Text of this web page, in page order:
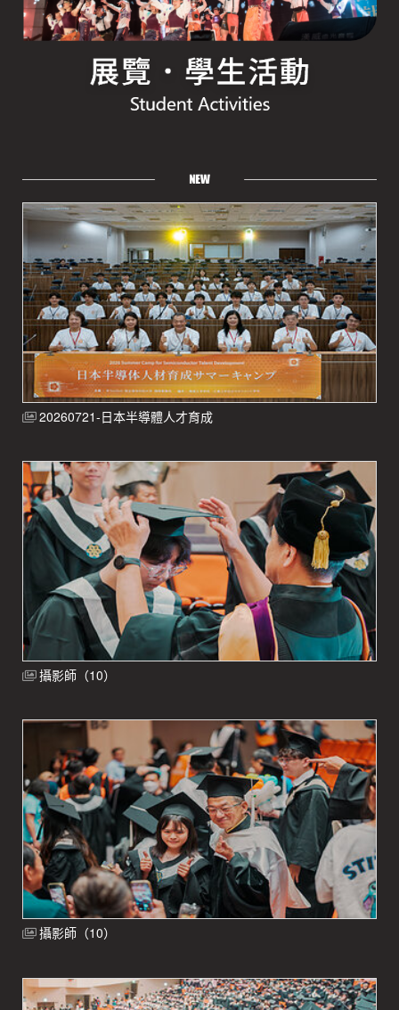
20260721-日本半導體人才育成
攝影師（10）
攝影師（10）